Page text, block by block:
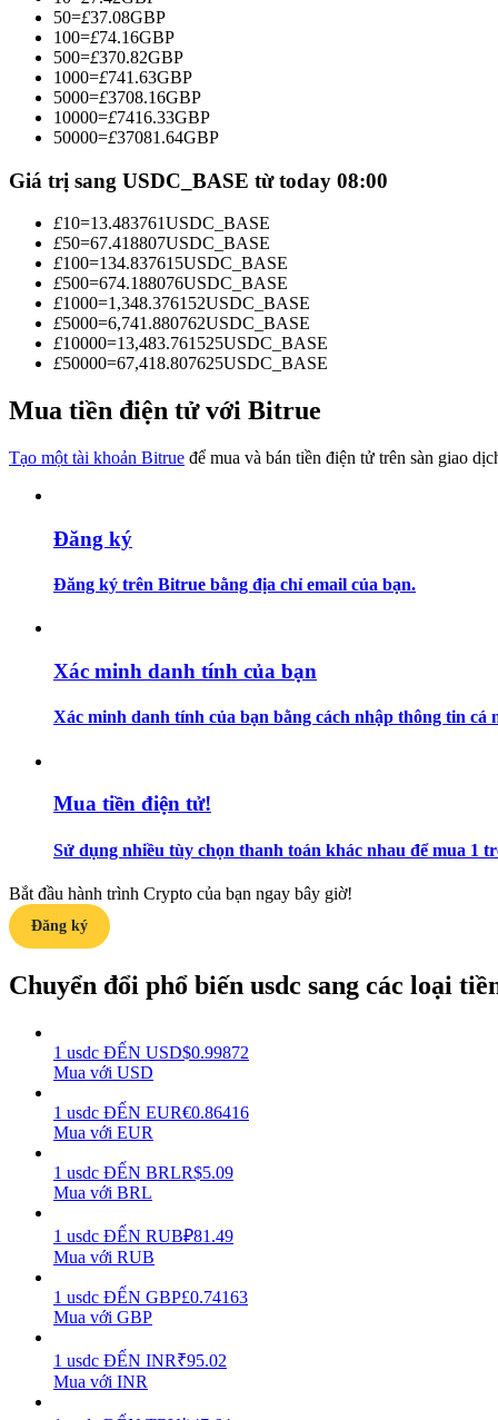
Sao chép Giao dịch
Tham gia cùng các nhà giao dịch hàng đầu
Thông tin
Chiến lược giao dịch
50=£37.08GBP
100=£74.16GBP
500=£370.82GBP
1000=£741.63GBP
5000=£3708.16GBP
10000=£7416.33GBP
50000=£37081.64GBP
Giá trị sang USDC_BASE từ today 08:00
£10=13.483761USDC_BASE
£50=67.418807USDC_BASE
£100=134.837615USDC_BASE
£500=674.188076USDC_BASE
£1000=1,348.376152USDC_BASE
£5000=6,741.880762USDC_BASE
£10000=13,483.761525USDC_BASE
£50000=67,418.807625USDC_BASE
Mua tiền điện tử với Bitrue
Tạo một tài khoản Bitrue để mua và bán tiền điện tử trên sàn giao
Đăng ký
Đăng ký trên Bitrue bằng địa chỉ email của bạn.
Xác minh danh tính của bạn
Xác minh danh tính của bạn bằng cách nhập thông tin cá
Mua tiền điện tử!
Sử dụng nhiều tùy chọn thanh toán khác nhau để mua 1
Bắt đầu hành trình Crypto của bạn ngay bây giờ!
Đăng ký
Chuyển đổi phổ biến usdc sang các loại
1 usdc ĐẾN USD$0.99872
Mua với USD
1 usdc ĐẾN EUR€0.86416
Mua với EUR
1 usdc ĐẾN BRLR$5.09
Mua với BRL
1 usdc ĐẾN RUB₽81.49
Mua với RUB
1 usdc ĐẾN GBP£0.74163
Mua với GBP
1 usdc ĐẾN INR₹95.02
Mua với INR